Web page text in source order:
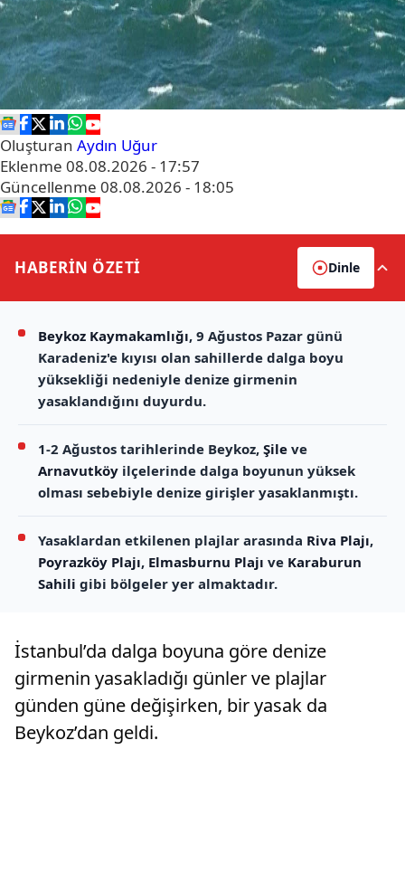
Oluşturan Aydın Uğur
Eklenme 08.08.2026 - 17:57
Güncellenme 08.08.2026 - 18:05
HABERİN ÖZETİ Dinle
Beykoz Kaymakamlığı, 9 Ağustos Pazar günü
Karadeniz'e kıyısı olan sahillerde dalga boyu
yüksekliği nedeniyle denize girmenin
yasaklandığını duyurdu.
1-2 Ağustos tarihlerinde Beykoz, Şile ve
Arnavutköy ilçelerinde dalga boyunun yüksek
olması sebebiyle denize girişler yasaklanmıştı.
Yasaklardan etkilenen plajlar arasında Riva Plajı,
Poyrazköy Plajı, Elmasburnu Plajı ve Karaburun
Sahili gibi bölgeler yer almaktadır.
İstanbul’da dalga boyuna göre denize
girmenin yasakladığı günler ve plajlar
günden güne değişirken, bir yasak da
Beykoz’dan geldi.